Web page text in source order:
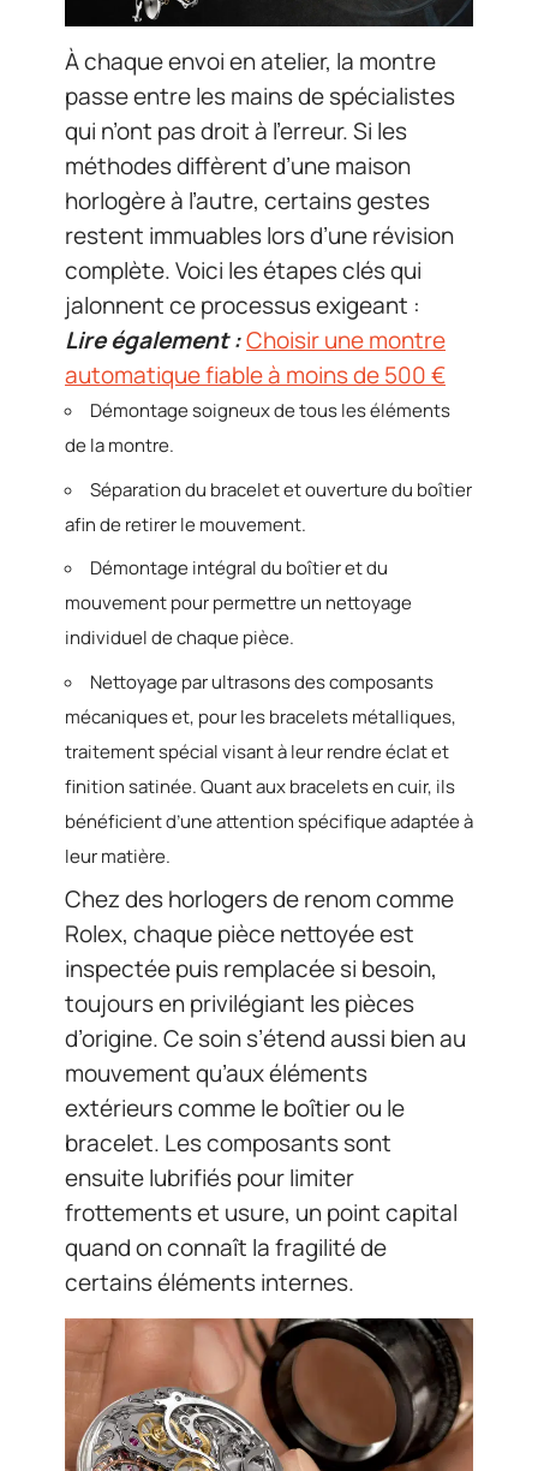
À chaque envoi en atelier, la montre
passe entre les mains de spécialistes
qui n’ont pas droit à l’erreur. Si les
méthodes diffèrent d’une maison
horlogère à l’autre, certains gestes
restent immuables lors d’une révision
complète. Voici les étapes clés qui
jalonnent ce processus exigeant :
Lire également :Choisir une montre
automatique fiable à moins de 500 €
Démontage soigneux de tous les éléments
de la montre.
Séparation du bracelet et ouverture du boîtier
afin de retirer le mouvement.
Démontage intégral du boîtier et du
mouvement pour permettre un nettoyage
individuel de chaque pièce.
Nettoyage par ultrasons des composants
mécaniques et, pour les bracelets métalliques,
traitement spécial visant à leur rendre éclat et
finition satinée. Quant aux bracelets en cuir, ils
bénéficient d’une attention spécifique adaptée à
leur matière.
Chez des horlogers de renom comme
Rolex, chaque pièce nettoyée est
inspectée puis remplacée si besoin,
toujours en privilégiant les pièces
d’origine. Ce soin s’étend aussi bien au
mouvement qu’aux éléments
extérieurs comme le boîtier ou le
bracelet. Les composants sont
ensuite lubrifiés pour limiter
frottements et usure, un point capital
quand on connaît la fragilité de
certains éléments internes.